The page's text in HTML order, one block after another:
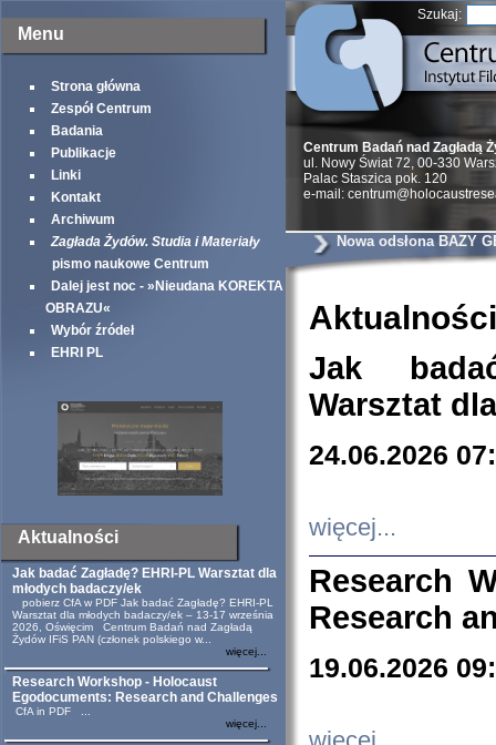
Menu
Strona główna
Zespół Centrum
Badania
Publikacje
Linki
Kontakt
Archiwum
Zagłada Żydów. Studia i Materiały
pismo naukowe Centrum
Dalej jest noc - »Nieudana KOREKTA
OBRAZU«
Wybór źródeł
EHRI PL
Aktualności
Jak badać Zagładę? EHRI-PL Warsztat dla
młodych badaczy/ek
pobierz CfA w PDF Jak badać Zagładę? EHRI-PL
Warsztat dla młodych badaczy/ek – 13-17 września
2026, Oświęcim Centrum Badań nad Zagładą
Żydów IFiS PAN (członek polskiego w...
więcej...
Research Workshop - Holocaust
Egodocuments: Research and Challenges
CfA in PDF ...
więcej...
Szukaj:
Centrum Badań nad Zagładą
ul. Nowy Świat 72, 00-330
Palac Staszica pok. 120
e-mail:
Nowa odsłona BAZY
Aktualności
Jak
Warsztat
24.06.2026
więcej...
Research
Research
19.06.2026